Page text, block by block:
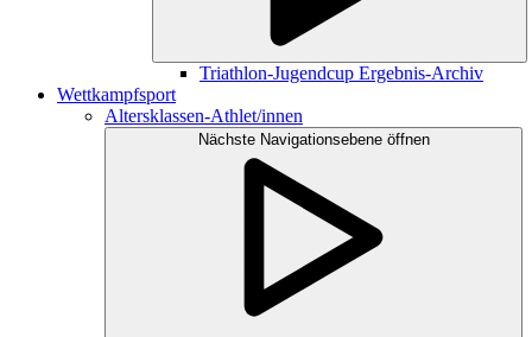
Triathlon-Jugendcup Ergebnis-Archiv
Wettkampfsport
Altersklassen-Athlet/innen
Nächste Navigationsebene öffnen